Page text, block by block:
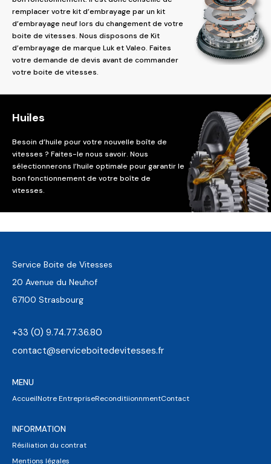
remplacer votre kit d’embrayage par un kit
d’embrayage neuf lors du changement de votre
boite de vitesses. Nous disposons de Kit
d’embrayage de marque Luk et Valeo. Faites
votre demande de devis avant de commander
votre boite de vitesses.
Huiles
Besoin d’huile pour votre nouvelle boîte de
vitesses ? Faites-le nous savoir. Nous
sélectionnerons l’huile optimale pour garantir le
bon fonctionnement de votre boîte de
vitesses.
Service Boite de Vitesses
20 Avenue du Neuhof
67100 Strasbourg
+33 (0) 9.74.77.36.80
contact@serviceboitedevitesses.fr
MENU
AccueilNotre EntrepriseReconditiionnmentContact
INFORMATION
Résiliation du contrat
Mentions légales